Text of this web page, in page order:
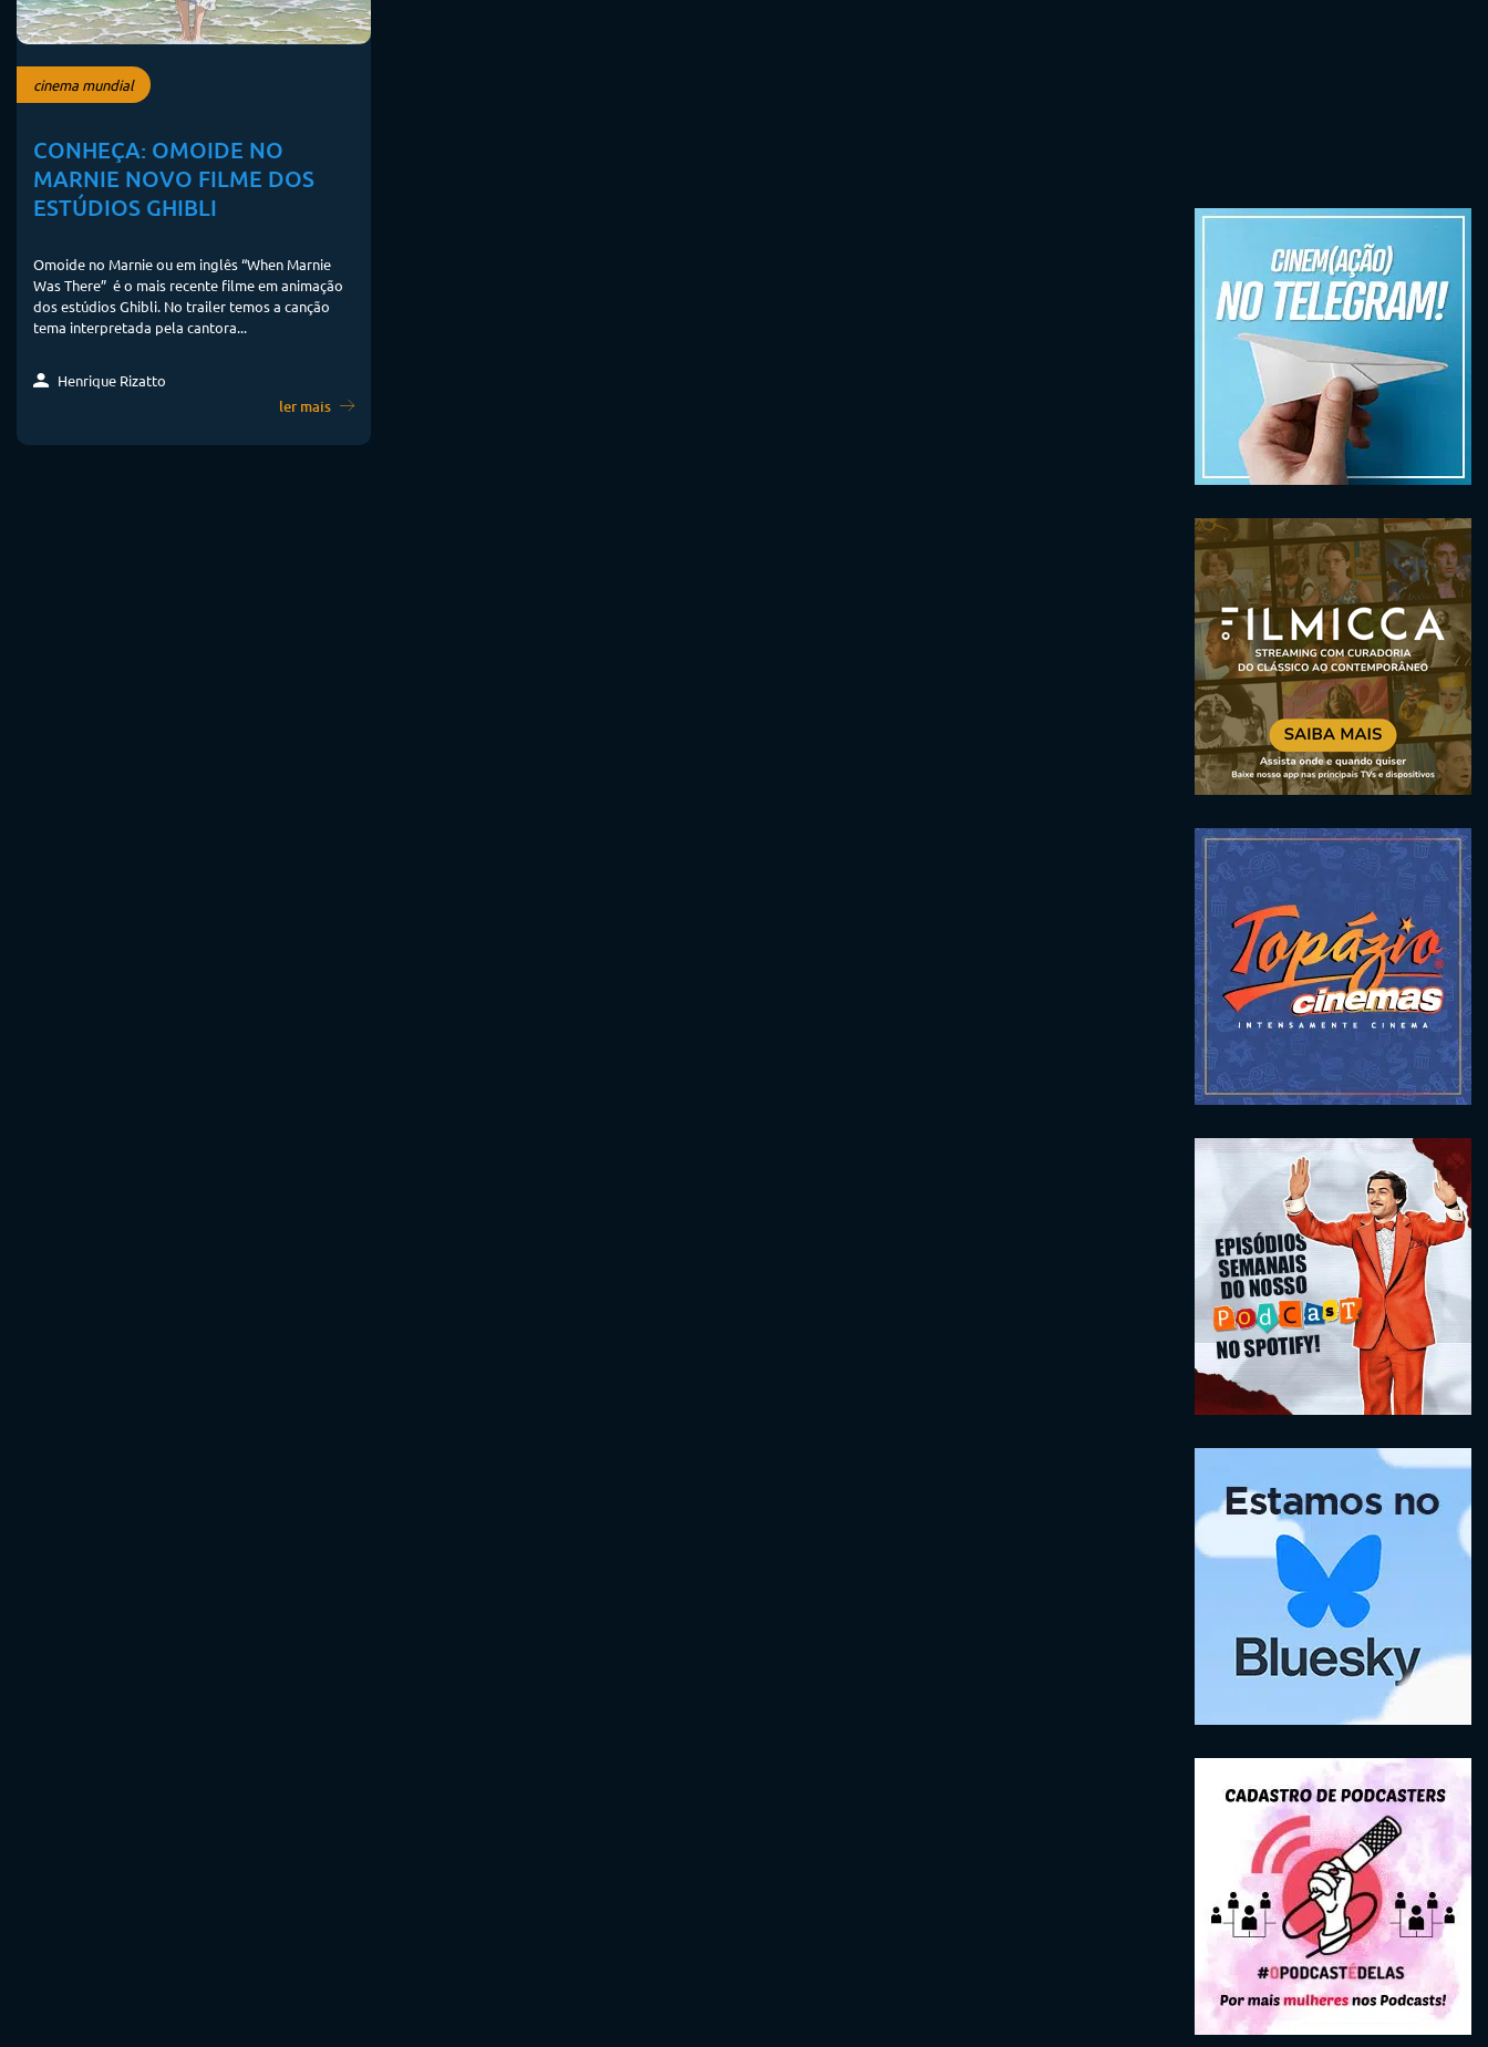
cinema mundial
CONHEÇA: OMOIDE NO
MARNIE NOVO FILME DOS
ESTÚDIOS GHIBLI
Omoide no Marnie ou em inglês “When Marnie
Was There” é o mais recente filme em animação
dos estúdios Ghibli. No trailer temos a canção
tema interpretada pela cantora...
Henrique Rizatto
ler mais